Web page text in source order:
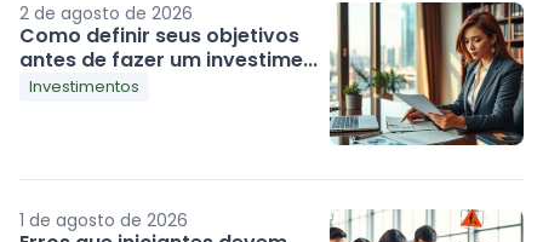
2 de agosto de 2026
Como definir seus objetivos
antes de fazer um investime...
Investimentos
1 de agosto de 2026